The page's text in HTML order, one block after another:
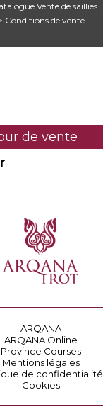
Vente de saillies
Conditions de vente
de vente
ARQANA
ARQANA Online
Province Courses
Mentions légales
de confidentialité
Cookies